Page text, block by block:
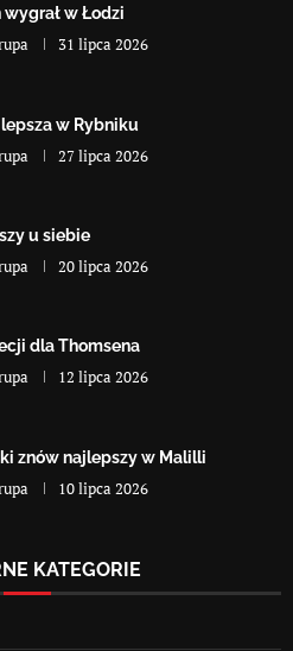
wygrał w Łodzi
31 lipca 2026
w Rybniku
27 lipca 2026
u siebie
20 lipca 2026
dla Thomsena
12 lipca 2026
znów najlepszy w Malilli
10 lipca 2026
KATEGORIE